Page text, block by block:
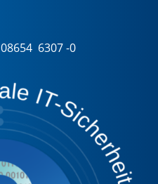
08654 6307 -0